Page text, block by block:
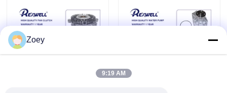
Tin tức
các trường hợp
Zoey
9:19 AM